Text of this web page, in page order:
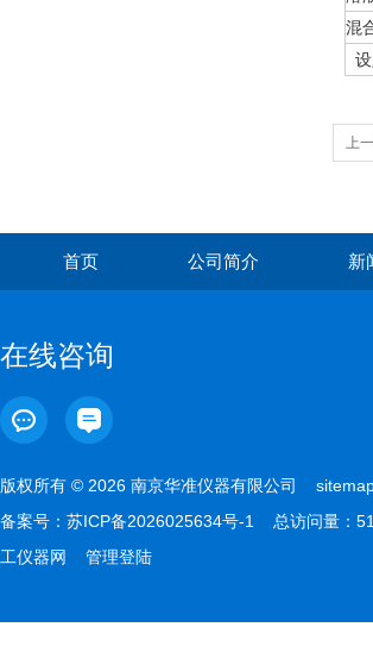
混
设
上
首页 公司简介 新
在线咨询
版权所有 © 2026 南京华准仪器有限公司
备案号： 苏ICP备2026025634号-1 总访问量：
工仪器网
管理登陆